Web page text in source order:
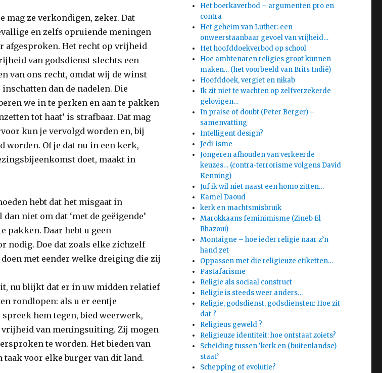
mag ze verkondigen, zeker. Dat
en zelfs opruiende meningen
afgesproken. Het recht op vrijheid
van godsdienst slechts een
van ons recht, omdat wij de winst
dan de nadelen. Die
we in te perken en aan te pakken
tot haat’ is strafbaar. Dat mag
kun je vervolgd worden en, bij
worden. Of je dat nu in een kerk,
doet, maakt in
hebt dat het misgaat in
niet om dat ‘met de geëigende’
pakken. Daar hebt u geen
nodig. Doe dat zoals elke zichzelf
met eender welke dreiging die zij
nu blijkt dat er in uw midden relatief
rondlopen: als u er eentje
hem tegen, bied weerwerk,
van meningsuiting. Zij mogen
te worden. Het bieden van
voor elke burger van dit land.
Het boerkaverbod – argumenten pro en
contra
Het geheim van Luther: een
onweerstaanbaar gevoel van vrijheid…
Het hoofddoekverbod op school
Hoe ambtenaren religies groot kunnen
maken… (het voorbeeld van Brits Indië)
Hoofddoek, vergiet en nikab
Ik zit niet te wachten op zelfverzekerde
gelovigen…
In praise of doubt (Peter Berger) –
samenvatting
Intelligent design?
Jedi-isme
Jongeren afhouden van verkeerde
keuzes… (contra-terrorisme volgens David
Kenning)
Juf ik wil niet naast een homo zitten…
Kamel Daoud
kerk en machtsmisbruik
Marokkaans feminimisme (Zineb El
Rhazoui)
Montaigne – hoe ieder religie naar z’n
hand zet
Oppassen met die religieuze etiketten…
Pastafarisme
Religie als sociaal construct
Religie is steeds weer anders…
Religie, godsdienst, godsdiensten: Hoe zit
dat ?
Religieus geweld ?
Religieuze identiteit: hoe ontstaat zoiets?
Scheiding tussen ‘kerk en (buitenlandse)
staat’
Schepping of evolutie?